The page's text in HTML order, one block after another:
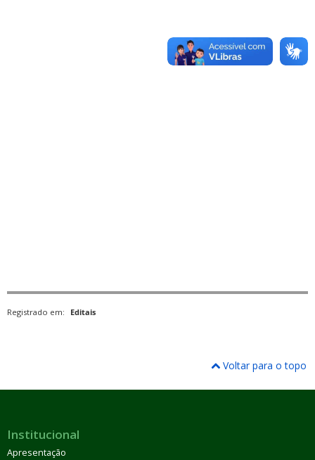
Registrado em: Editais
Voltar para o topo
Institucional
Apresentação